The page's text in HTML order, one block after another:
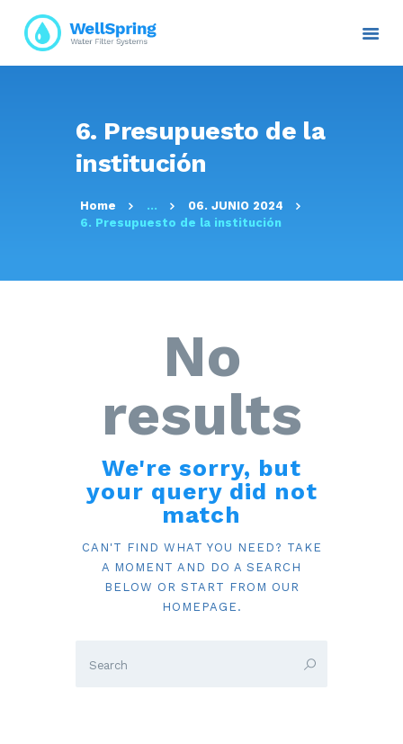
6. Presupuesto de la
institución
Home ...
06. JUNIO 2024
6. Presupuesto de la institución
INICIO
NOSOTROS
PLANES Y PROYECTOS
SERVICIOS
ATENCIÓN AL CLIENTE
No
results
We're sorry, but
your query did not
match
CAN'T FIND WHAT YOU NEED? TAKE
A MOMENT AND DO A SEARCH
BELOW OR START FROM OUR
HOMEPAGE .